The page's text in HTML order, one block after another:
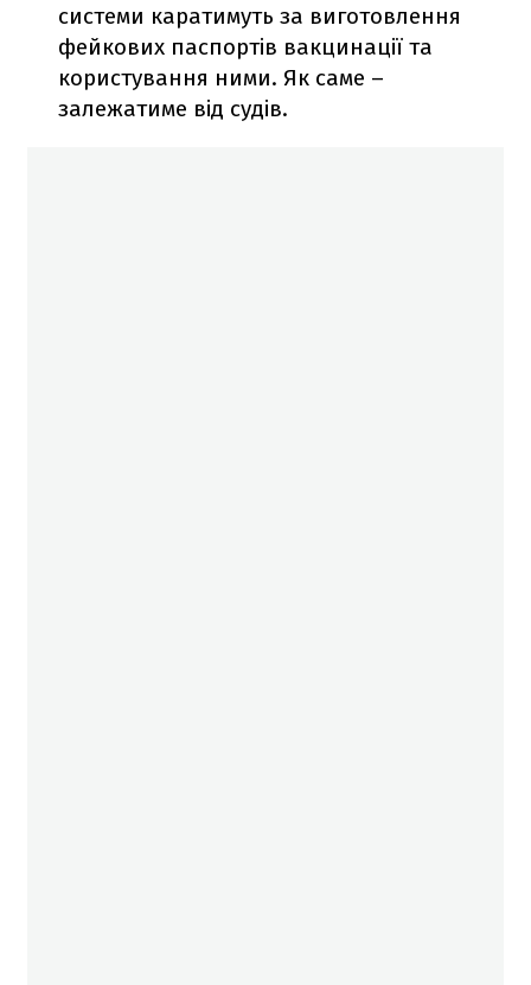
системи каратимуть за виготовлення
фейкових паспортів вакцинації та
користування ними. Як саме –
залежатиме від судів.